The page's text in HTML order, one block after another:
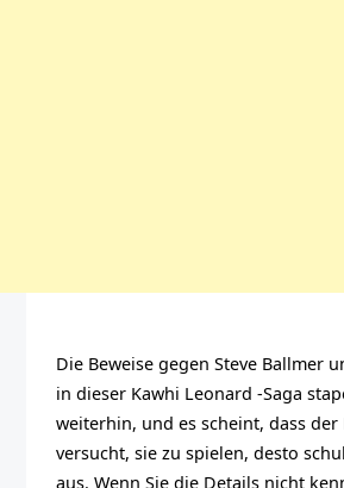
Die Beweise gegen Steve Ballmer
in dieser Kawhi Leonard -Saga
weiterhin, und es scheint, dass
versucht, sie zu spielen, desto
aus. Wenn Sie die Details nicht